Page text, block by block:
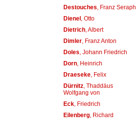
Destouches , Franz Seraph
Dienel, Otto
Dietrich, Albert
Dimler, Franz Anton
Doles , Johann Friedrich
Dorn, Heinrich
Draeseke, Felix
Dürnitz, Thaddäus
Wolfgang von
Eck, Friedrich
Eilenberg, Richard